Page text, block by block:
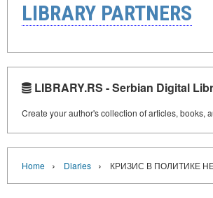
LIBRARY PARTNERS
LIBRARY.RS - Serbian Digital
Create your author's collection of articles, books,
Home › Diaries › КРИЗИС В ПОЛИТИКЕ